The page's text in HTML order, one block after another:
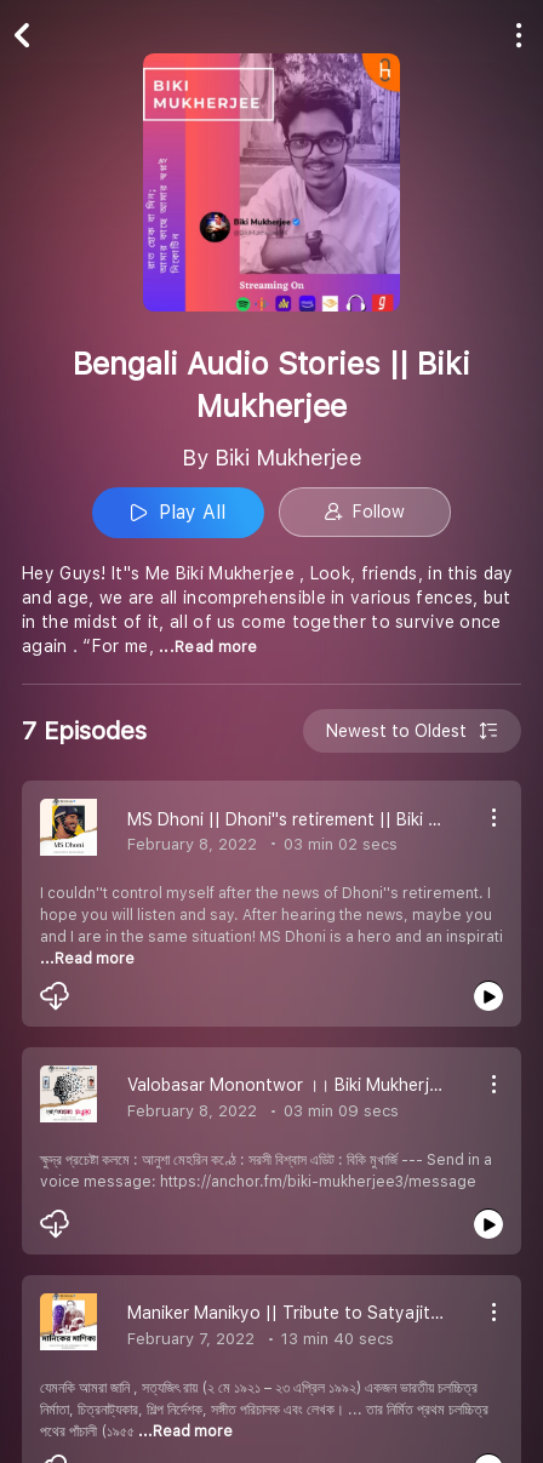
Bengali Audio Stories || Biki
Mukherjee
By Biki Mukherjee
Play All Follow
Hey Guys! It''s Me Biki Mukherjee , Look, friends, in this day
and age, we are all incomprehensible in various fences, but
in the midst of it, all of us come together to survive once
again . “For me,
...Read more
7 Episodes Newest to Oldest
MS Dhoni || Dhoni''s retirement || Biki Mukherjee
February 8, 2022 03 min 02 secs
I couldn''t control myself after the news of Dhoni''s retirement. I
hope you will listen and say. After hearing the news, maybe you
and I are in the same situation! MS Dhoni is a hero and an inspirati
...Read more
Valobasar Monontwor ।। Biki Mukherjee ft.Sarasi Biswas
February 8, 2022 03 min 09 secs
ক্ষুদ্র প্রচেষ্টা কলমে : আনুশা মেহরিন কণ্ঠে : সরসী বিশ্বাস এডিট : বিকি মুখার্জি --- Send in a
voice message: https://anchor.fm/biki-mukherjee3/message
Maniker Manikyo || Tribute to Satyajit Ray || শ-এ সত্যজিত || Biki Mukherjee ft.Team ShabdaHolic
February 7, 2022 13 min 40 secs
যেমনকি আমরা জানি , সত্যজিৎ রায় (২ মে ১৯২১ – ২৩ এপ্রিল ১৯৯২) একজন ভারতীয় চলচ্চিত্র
নির্মাতা, চিত্রনাট্যকার, শিল্প নির্দেশক, সঙ্গীত পরিচালক এবং লেখক। ... তার নির্মিত প্রথম চলচ্চিত্র
পথের পাঁচালী (১৯৫৫ ...Read more